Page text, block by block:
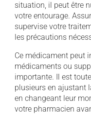
situation, il peut être
votre entourage.
supervise votre
les précautions
Ce médicament peut
médicaments ou
importante. Il est
plusieurs en ajustant
en changeant leur
votre pharmacien